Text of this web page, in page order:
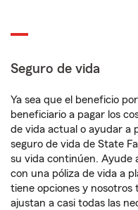
Seguro de vida
Ya sea que el beneficio
beneficiario a pagar los
de vida actual o ayudar a
seguro de vida de State
su vida continúen. Ayude
con una póliza de vida a
tiene opciones y nosotros
ajustan a casi todas las